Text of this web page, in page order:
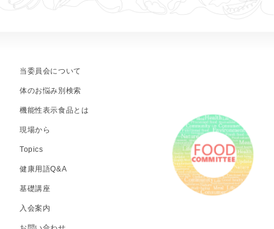
当委員会について
体のお悩み別検索
機能性表示食品とは
現場から
Topics
健康用語Q&A
基礎講座
入会案内